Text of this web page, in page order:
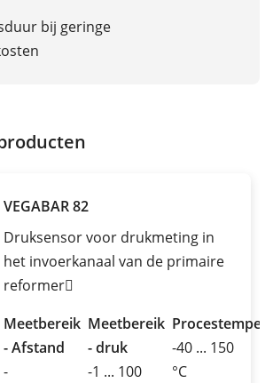
bij geringe
VEGABAR 82
Druksensor voor drukmeting in
het invoerkanaal van de primaire
reformer
Meetbereik
- Afstand
-
Meetbereik
- druk
-1 ... 100
-40 ... 150
°C